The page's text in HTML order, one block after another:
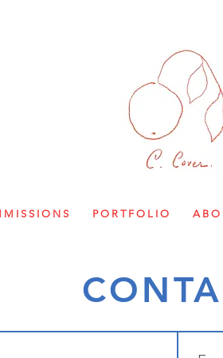
I S S I O N S P O R T F O L I O A B O